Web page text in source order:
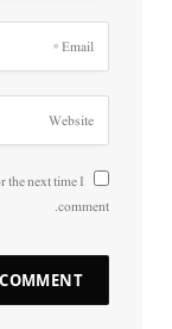
the next time I
comment.